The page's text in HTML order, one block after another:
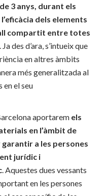
3 anys, durant els
dels elements
compartit entre totes
. Ja des d’ara, s’intueix que
en altres àmbits
més generalitzada al
en el seu
aportarem els
en l’àmbit de
a les persones
jurídic i
. Aquestes dues vessants
en les persones